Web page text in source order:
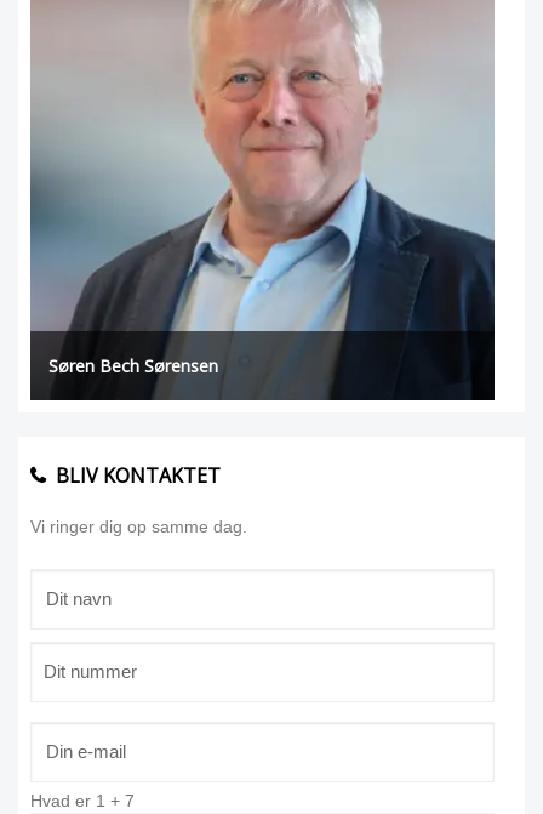
Søren Bech Sørensen
BLIV KONTAKTET
Vi ringer dig op samme dag.
Hvad er 1 + 7